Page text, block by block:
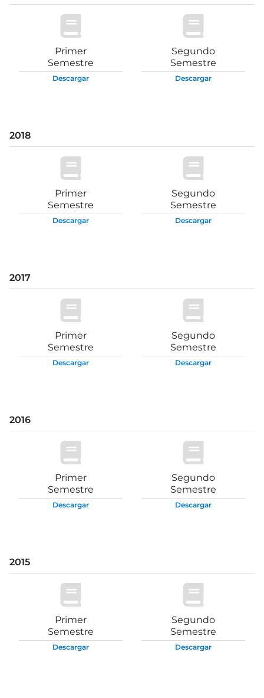
Primer
Semestre
Descargar
Segundo
Semestre
Descargar
2018
Primer
Semestre
Descargar
Segundo
Semestre
Descargar
2017
Primer
Semestre
Descargar
Segundo
Semestre
Descargar
2016
Primer
Semestre
Descargar
Segundo
Semestre
Descargar
2015
Primer
Semestre
Descargar
Segundo
Semestre
Descargar